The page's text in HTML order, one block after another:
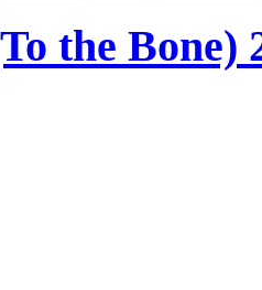
the Bone)